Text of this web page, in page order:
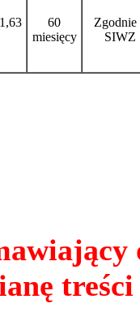
60
miesięcy
Zgodnie
SIWZ